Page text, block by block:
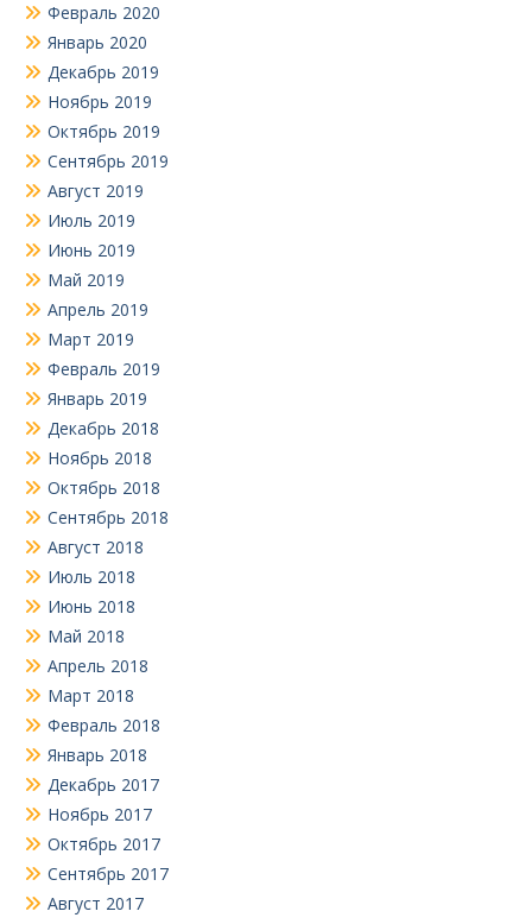
Февраль 2020
Январь 2020
Декабрь 2019
Ноябрь 2019
Октябрь 2019
Сентябрь 2019
Август 2019
Июль 2019
Июнь 2019
Май 2019
Апрель 2019
Март 2019
Февраль 2019
Январь 2019
Декабрь 2018
Ноябрь 2018
Октябрь 2018
Сентябрь 2018
Август 2018
Июль 2018
Июнь 2018
Май 2018
Апрель 2018
Март 2018
Февраль 2018
Январь 2018
Декабрь 2017
Ноябрь 2017
Октябрь 2017
Сентябрь 2017
Август 2017